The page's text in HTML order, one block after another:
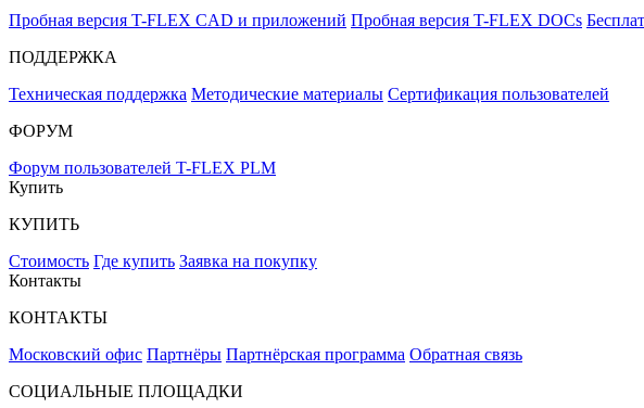
Пробная версия T-FLEX CAD и приложений Пробная версия T-FLEX DOCs
ПОДДЕРЖКА
Техническая поддержка Методические материалы Сертификация пользователей
ФОРУМ
Форум пользователей T-FLEX PLM
Купить
КУПИТЬ
Стоимость Где купить Заявка на покупку
Контакты
КОНТАКТЫ
Московский офис Партнёры Партнёрская программа Обратная связь
СОЦИАЛЬНЫЕ ПЛОЩАДКИ